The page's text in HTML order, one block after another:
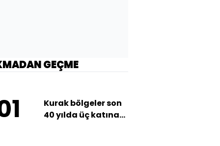
GEÇME
Kurak bölgeler son
40 yılda üç katına